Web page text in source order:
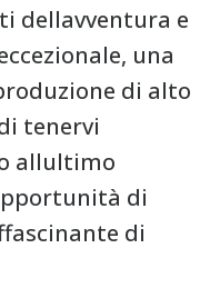
dellavventura e
una
di alto
tenervi
allultimo
di
di